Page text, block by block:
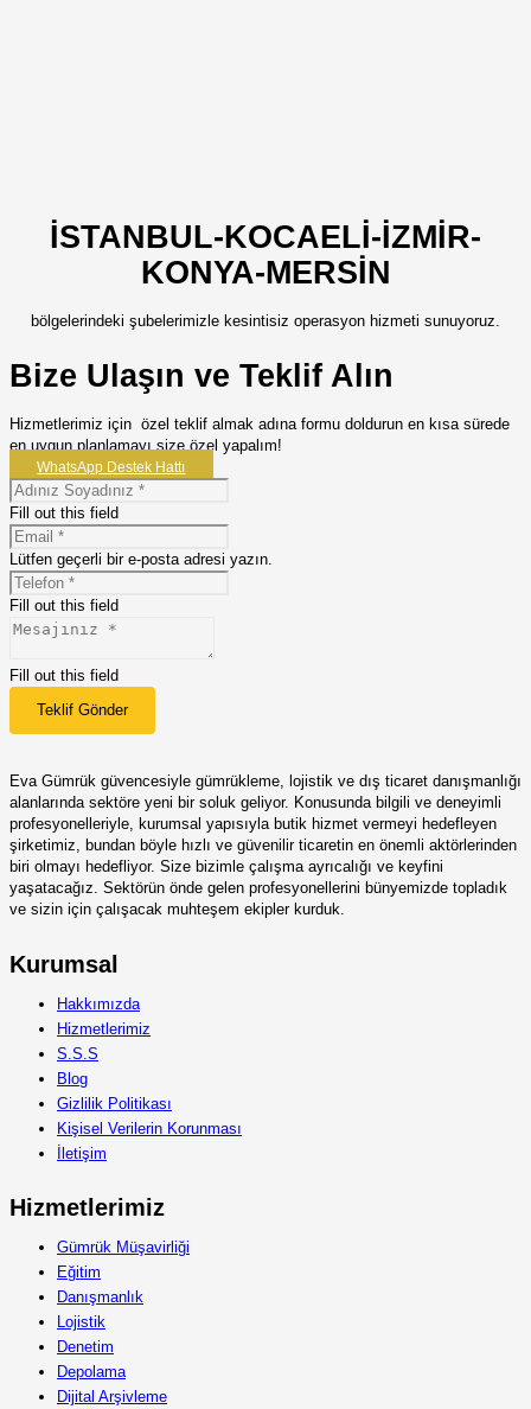
İSTANBUL-KOCAELİ-İZMİR-
KONYA-MERSİN
bölgelerindeki şubelerimizle kesintisiz operasyon hizmeti sunuyoruz.
Bize Ulaşın ve Teklif Alın
Hizmetlerimiz için özel teklif almak adına formu doldurun en kısa sürede
en uygun planlamayı size özel yapalım!
WhatsApp Destek Hattı
Fill out this field
Lütfen geçerli bir e-posta adresi yazın.
Fill out this field
Fill out this field
Teklif Gönder
Eva Gümrük güvencesiyle gümrükleme, lojistik ve dış ticaret danışmanlığı
alanlarında sektöre yeni bir soluk geliyor. Konusunda bilgili ve deneyimli
profesyonelleriyle, kurumsal yapısıyla butik hizmet vermeyi hedefleyen
şirketimiz, bundan böyle hızlı ve güvenilir ticaretin en önemli aktörlerinden
biri olmayı hedefliyor. Size bizimle çalışma ayrıcalığı ve keyfini
yaşatacağız. Sektörün önde gelen profesyonellerini bünyemizde topladık
ve sizin için çalışacak muhteşem ekipler kurduk.
Kurumsal
Hakkımızda
Hizmetlerimiz
S.S.S
Blog
Gizlilik Politikası
Kişisel Verilerin Korunması
İletişim
Hizmetlerimiz
Gümrük Müşavirliği
Eğitim
Danışmanlık
Lojistik
Denetim
Depolama
Dijital Arşivleme